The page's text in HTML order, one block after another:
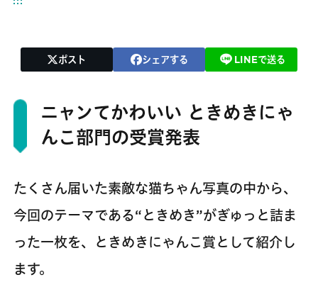
ポスト シェアする LINEで送る
ニャンてかわいい ときめきにゃ
んこ部門の受賞発表
たくさん届いた素敵な猫ちゃん写真の中から、
今回のテーマである“ときめき”がぎゅっと詰ま
った一枚を、ときめきにゃんこ賞として紹介し
ます。